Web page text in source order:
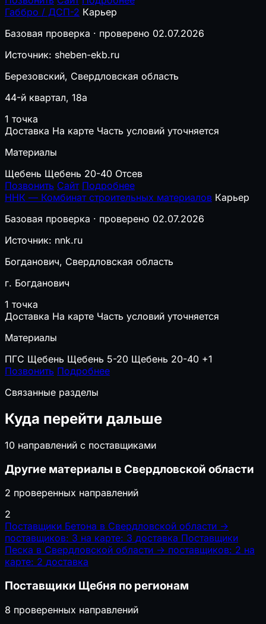
Габбро / ДСП-2 Карьер
Базовая проверка · проверено 02.07.2026
Источник: sheben-ekb.ru
Березовский, Свердловская область
44-й квартал, 18а
1 точка
Доставка На карте Часть условий уточняется
Материалы
Щебень Щебень 20-40 Отсев
Позвонить Сайт Подробнее
ННК — Комбинат строительных материалов Карьер
Базовая проверка · проверено 02.07.2026
Источник: nnk.ru
Богданович, Свердловская область
г. Богданович
1 точка
Доставка На карте Часть условий уточняется
Материалы
ПГС Щебень Щебень 5-20 Щебень 20-40 +1
Позвонить Подробнее
Связанные разделы
Куда перейти дальше
10 направлений с поставщиками
Другие материалы в Свердловской области
2 проверенных направлений
2
Поставщики Бетона в Свердловской области →
поставщиков: 3 на карте: 3 доставка Поставщики
Песка в Свердловской области → поставщиков: 2 на
карте: 2 доставка
Поставщики Щебня по регионам
8 проверенных направлений